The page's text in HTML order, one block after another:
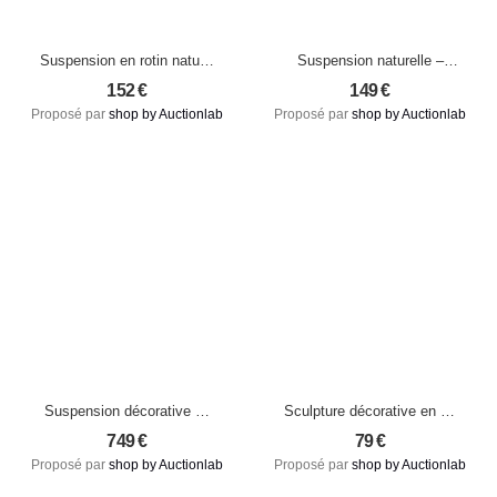
Suspension en rotin naturel
– Modèle Arun L, fait main
(pièce neuve)
152€
Proposé par shop by Auctionlab
Suspension naturelle –
Modèle Casita S en rotin et
fibres sauvages
d’Indonésie
149€
Proposé par shop by Auctionlab
Suspension décorative en
rotin – Modèle Ciel XL,
création artisanale neuve
d’Indonésie
749€
Proposé par shop by Auctionlab
Sculpture décorative en fer
doré – Design corail
organique, pièce neuve
79€
Proposé par shop by Auctionlab